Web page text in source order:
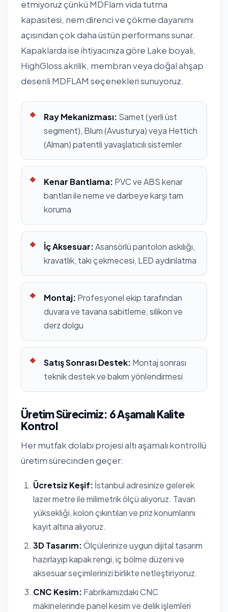
etmiyoruz çünkü MDFlam vida tutma
kapasitesi, nem direnci ve çökme dayanımı
açısından çok daha üstün performans sunar.
Kapaklarda ise ihtiyacınıza göre Lake boyalı,
HighGloss akrilik, membran veya doğal ahşap
desenli MDFLAM seçenekleri sunuyoruz.
Ray Mekanizması: Samet (yerli üst
segment), Blum (Avusturya) veya Hettich
(Alman) patentli yavaşlatıcılı sistemler
Kenar Bantlama: PVC ve ABS kenar
bantları ile neme ve darbeye karşı tam
koruma
İç Aksesuar:Asansörlü pantolon askılığı,
kravatlık, takı çekmecesi, LED aydınlatma
Montaj: Profesyonel ekip tarafından
duvara ve tavana sabitleme, silikon ve
derz dolgu
Satış Sonrası Destek: Montaj sonrası
teknik destek ve bakım yönlendirmesi
Üretim Sürecimiz: 6 Aşamalı Kalite
Kontrol
Her mutfak dolabı projesi altı aşamalı kontrollü
üretim sürecinden geçer:
Ücretsiz Keşif: İstanbul adresinize gelerek
lazer metre ile milimetrik ölçü alıyoruz. Tavan
yüksekliği, kolon çıkıntıları ve priz konumlarını
kayıt altına alıyoruz.
3D Tasarım:Ölçülerinize uygun dijital tasarım
hazırlayıp kapak rengi, iç bölme düzeni ve
aksesuar seçimlerinizi birlikte netleştiriyoruz.
CNC Kesim: Fabrikamızdaki CNC
makinelerinde panel kesim ve delik işlemleri